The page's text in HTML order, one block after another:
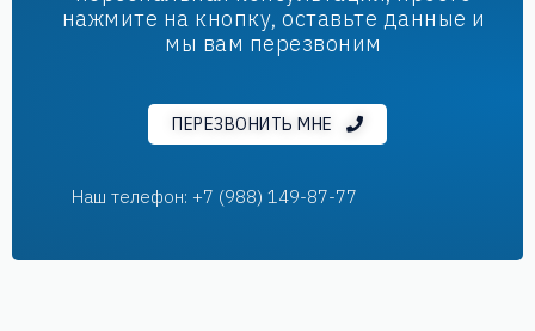
нажмите на кнопку, оставьте данные и
мы вам перезвоним
ПЕРЕЗВОНИТЬ МНЕ
Наш телефон: +7 (988) 149-87-77